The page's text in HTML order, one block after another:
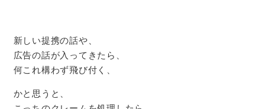
新しい提携の話や、
広告の話が入ってきたら、
何これ構わず飛び付く、
かと思うと、